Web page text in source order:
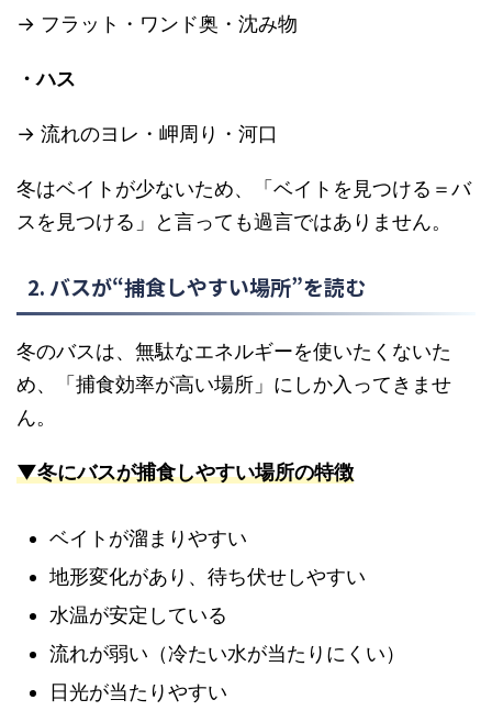
→ フラット・ワンド奥・沈み物
・ハス
→ 流れのヨレ・岬周り・河口
冬はベイトが少ないため、「ベイトを見つける＝バ
スを見つける」と言っても過言ではありません。
2. バスが“捕食しやすい場所”を読む
冬のバスは、無駄なエネルギーを使いたくないた
め、「捕食効率が高い場所」にしか入ってきませ
ん。
▼冬にバスが捕食しやすい場所の特徴
ベイトが溜まりやすい
地形変化があり、待ち伏せしやすい
水温が安定している
流れが弱い（冷たい水が当たりにくい）
日光が当たりやすい